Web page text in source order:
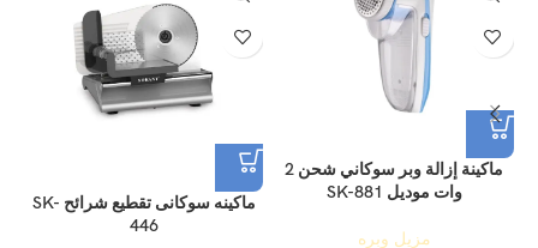
ماكينة إزالة وبر سوكاني شحن 2
وات موديل SK-881
مزيل وبره
ماكينه سوكانى تقطيع شرائح SK-
446